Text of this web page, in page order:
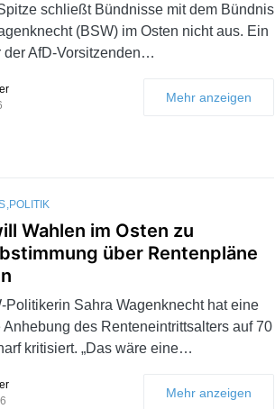
schließt Bündnisse mit dem Bündnis
(BSW) im Osten nicht aus. Ein
der AfD-Vorsitzenden…
Mehr anzeigen
POLITIK
Wahlen im Osten zu
über Rentenpläne
Politikerin Sahra Wagenknecht hat eine
Anhebung des Renteneintrittsalters auf 70
kritisiert. „Das wäre eine…
Mehr anzeigen